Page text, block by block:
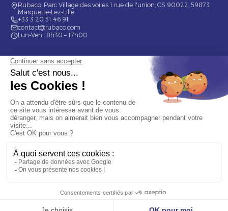
Rubaco, Parc Village des voiles 1 rue de l'union, CS 90022, 59873
Marquette-Lez-Lille
+33 3 20 51 46 91
contact@rubaco.com
Lun-Ven : 8h30 – 17h00
Nos services
Étiquette alimentaire
Étiquette de bouteilles
Informations
Mentions légales
À propos
Nous contacter